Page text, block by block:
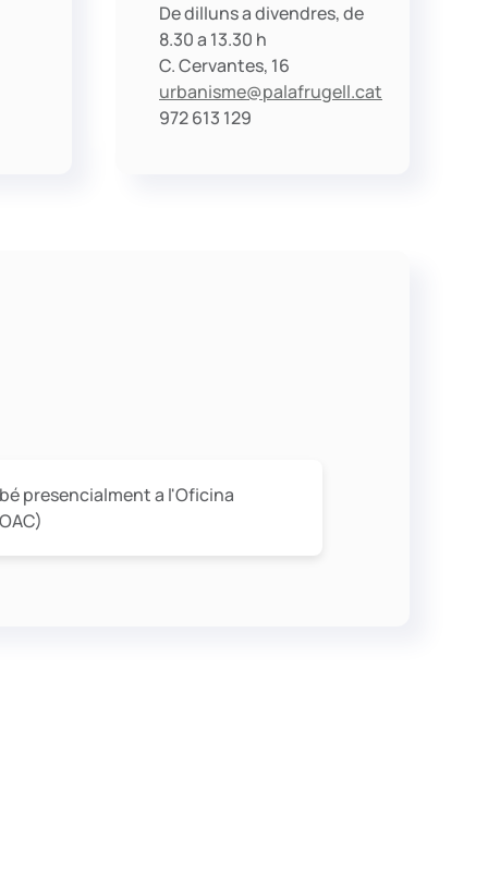
De dilluns a divendres, de
8.30 a 13.30 h
C. Cervantes, 16
urbanisme@palafrugell.cat
972 613 129
presencialment a l'Oficina